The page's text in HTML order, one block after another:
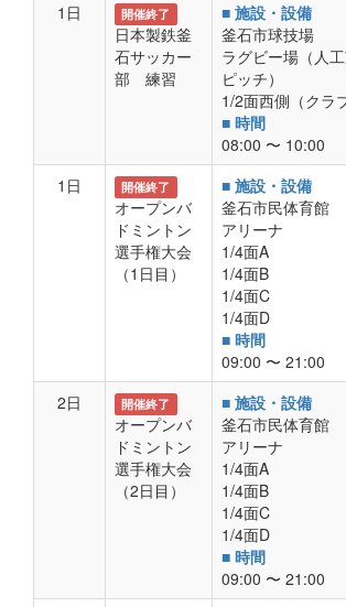
1日
開催終了
日本製鉄釜
石サッカー
部 練習
■ 施設・設備
釜石市球技場
ラグビー場（人
ピッチ）
1/2面西側（クラ
■ 時間
08:00 〜 10:00
1日
開催終了
オープンバ
ドミントン
選手権大会
（1日目）
■ 施設・設備
釜石市民体育館
アリーナ
1/4面A
1/4面B
1/4面C
1/4面D
■ 時間
09:00 〜 21:00
2日
開催終了
オープンバ
ドミントン
選手権大会
（2日目）
■ 施設・設備
釜石市民体育館
アリーナ
1/4面A
1/4面B
1/4面C
1/4面D
■ 時間
09:00 〜 21:00